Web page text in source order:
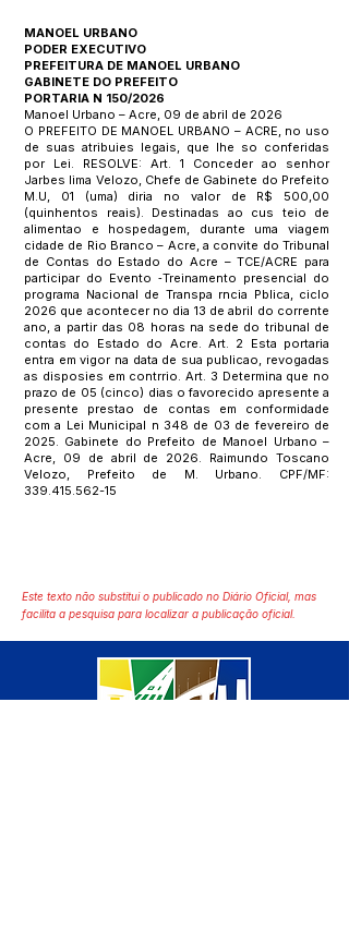
MANOEL URBANO
PODER EXECUTIVO
PREFEITURA DE MANOEL URBANO
GABINETE DO PREFEITO
PORTARIA N 150/2026
Manoel Urbano – Acre, 09 de abril de 2026
O PREFEITO DE MANOEL URBANO – ACRE, no uso
de suas atribuies legais, que lhe so conferidas
por Lei. RESOLVE: Art. 1 Conceder ao senhor
Jarbes lima Velozo, Chefe de Gabinete do Prefeito
M.U, 01 (uma) diria no valor de R$ 500,00
(quinhentos reais). Destinadas ao cus teio de
alimentao e hospedagem, durante uma viagem
cidade de Rio Branco – Acre, a convite do Tribunal
de Contas do Estado do Acre – TCE/ACRE para
participar do Evento ‑Treinamento presencial do
programa Nacional de Transpa rncia Pblica, ciclo
2026 que acontecer no dia 13 de abril do corrente
ano, a partir das 08 horas na sede do tribunal de
contas do Estado do Acre. Art. 2 Esta portaria
entra em vigor na data de sua publicao, revogadas
as disposies em contrrio. Art. 3 Determina que no
prazo de 05 (cinco) dias o favorecido apresente a
presente prestao de contas em conformidade
com a Lei Municipal n 348 de 03 de fevereiro de
2025. Gabinete do Prefeito de Manoel Urbano –
Acre, 09 de abril de 2026. Raimundo Toscano
Velozo, Prefeito de M. Urbano. CPF/MF:
339.415.562-15
Este texto não substitui o publicado no Diário Oficial, mas
facilita a pesquisa para localizar a publicação oficial.